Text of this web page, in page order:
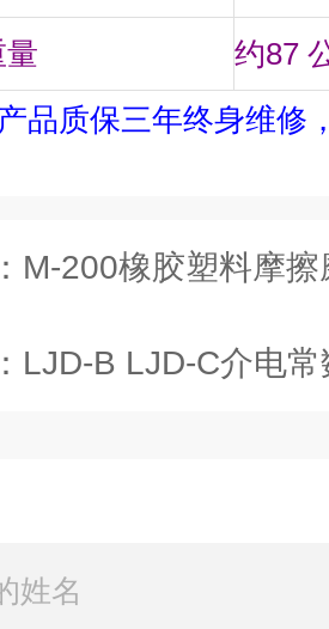
约87
品质保三年终身维修
M-200橡胶塑料摩
LJD-B LJD-C介电